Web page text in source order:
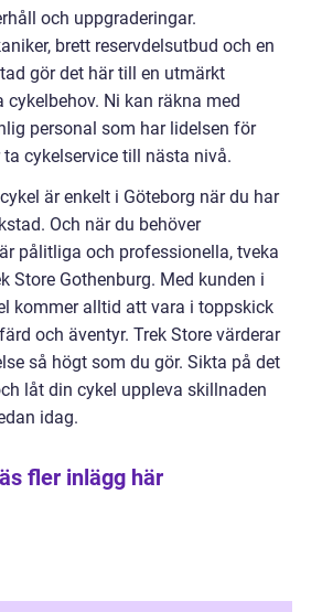
och uppgraderingar.
brett reservdelsutbud och en
gör det här till en utmärkt
Ni kan räkna med
personal som har lidelsen för
cykelservice till nästa nivå.
är enkelt i Göteborg när du har
Och när du behöver
pålitliga och professionella, tveka
Store Gothenburg. Med kunden i
kommer alltid att vara i toppskick
och äventyr. Trek Store värderar
så högt som du gör. Sikta på det
låt din cykel uppleva skillnaden
idag.
fler inlägg här